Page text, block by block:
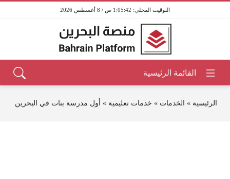
1:05:42 ص / 8 أغسطس 2026
الرئيسية » الخدمات » خدمات تعليمية » أول مدرسة بنات في البحرين